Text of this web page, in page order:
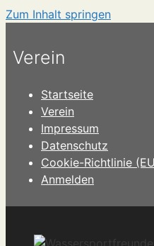
Zum Inhalt springen
Verein
Startseite
Verein
Impressum
Datenschutz
Cookie-Richtlinie
Anmelden